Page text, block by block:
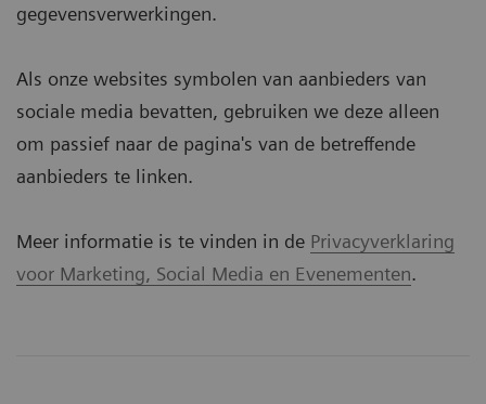
gegevensverwerkingen.
Als onze websites symbolen van aanbieders van
sociale media bevatten, gebruiken we deze alleen
om passief naar de pagina's van de betreffende
aanbieders te linken.
Meer informatie is te vinden in de Privacyverklaring
voor Marketing, Social Media en Evenementen.